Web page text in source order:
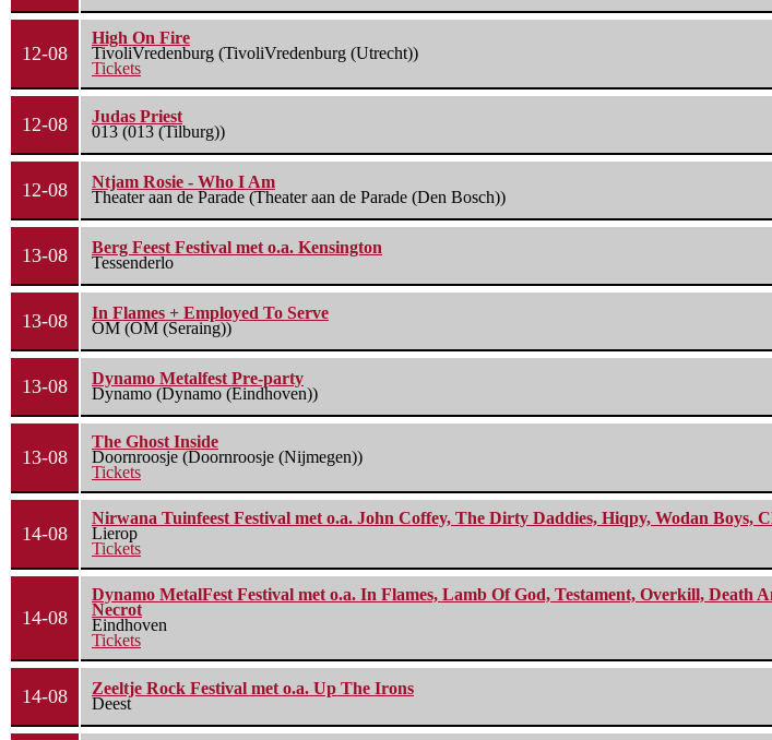
12-08
High On Fire
TivoliVredenburg (TivoliVredenburg (Utrecht))
Tickets
12-08
Judas Priest
013 (013 (Tilburg))
12-08
Ntjam Rosie - Who I Am
Theater aan de Parade (Theater aan de Parade (Den Bosch))
13-08
Berg Feest Festival met o.a. Kensington
Tessenderlo
13-08
In Flames + Employed To Serve
OM (OM (Seraing))
13-08
Dynamo Metalfest Pre-party
Dynamo (Dynamo (Eindhoven))
13-08
The Ghost Inside
Doornroosje (Doornroosje (Nijmegen))
Tickets
14-08
Nirwana Tuinfeest Festival met o.a. John Coffey, The Dirty Daddies, Hiqpy, Wodan Boys,
Lierop
Tickets
14-08
Dynamo MetalFest Festival met o.a. In Flames, Lamb Of God, Testament, Overkill,
Necrot
Eindhoven
Tickets
14-08
Zeeltje Rock Festival met o.a. Up The Irons
Deest